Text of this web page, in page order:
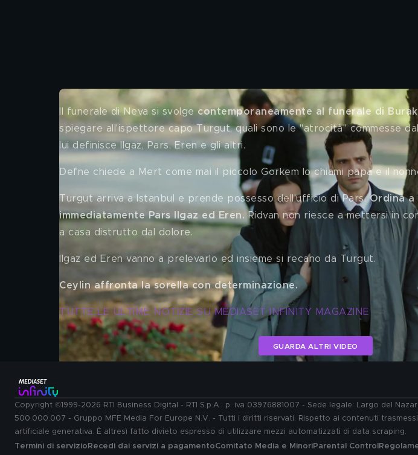
Il funerale di Neva si svolge contemporaneamente al funerale di
spiegare all'ispettore capo Turgut, quali sono le "atrocità" commesse
lui definisce Ilgaz, Pars, Eren e gli altri.
Defne chiede a Mert come mai il piccolo Gorkem lo chiami papà e il
Turgut arriva a Istanbul e prende possesso dell'ufficio di Pars. Ordina a
immediatamente Pars Ilgaz ed Eren. Ridvan non riesce a mettersi in
a casa distrutto dal dolore.
Ilgaz ed Eren vanno a prelevarlo ed insieme si recano da Turgut.
Ceylin affronta la sorella con determinazione.
TUTTE LE ULTIME NOTIZIE SU MEDIASET INFINITY MAGAZINE
GUARDA ALTRI VIDEO
Copyright ©1999-2026 RTI Business Digital - RTI S.p.A.: p. iva 03976881007 - Sede legale: Largo del
500.000.007 - Gruppo MFE Media For Europe N.V. - Tutti i diritti riservati. Rispetto ai contenuti
artificiale generativa. È altresì fatto divieto espresso di utilizzare mezzi automatizzati di data scraping.
Termini di servizio Recedi dai servizi a pagamentoComitato Media e MinoriParental Control